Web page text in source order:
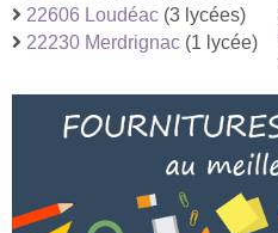
22606 Loudéac (3 lycées)
22230 Merdrignac (1 lycée)